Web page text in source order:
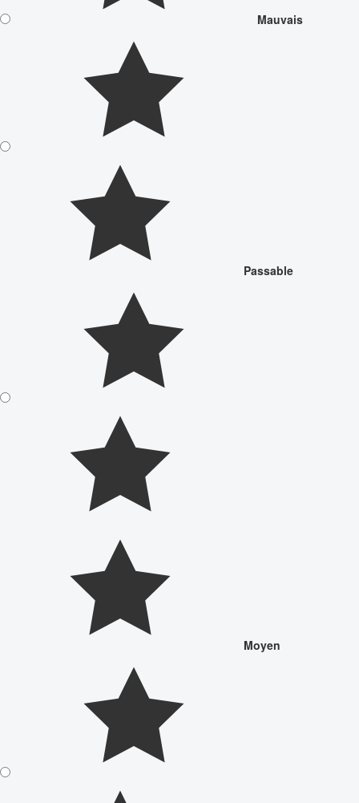
Mauvais
Passable
Moyen